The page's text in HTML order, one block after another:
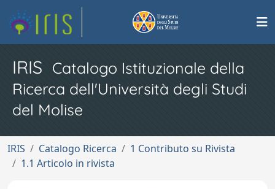
IRIS Catalogo Istituzionale della
Ricerca dell'Università degli Studi
del Molise
IRIS Catalogo Ricerca
1 Contributo su Rivista
1.1 Articolo in rivista